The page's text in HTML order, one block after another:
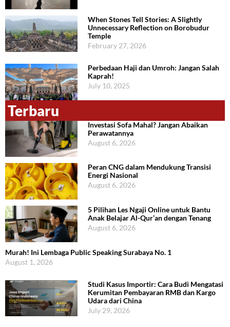
When Stones Tell Stories: A Slightly
Unnecessary Reflection on Borobudur
Temple
February 27, 2026
Perbedaan Haji dan Umroh: Jangan Salah
Kaprah!
July 10, 2025
Terbaru
Investasi Sofa Mahal? Jangan Abaikan
Perawatannya
August 6, 2026
Peran CNG dalam Mendukung Transisi
Energi Nasional
August 6, 2026
5 Pilihan Les Ngaji Online untuk Bantu
Anak Belajar Al-Qur’an dengan Tenang
August 6, 2026
Murah! Ini Lembaga Public Speaking Surabaya No. 1
August 1, 2026
Studi Kasus Importir: Cara Budi Mengatasi
Kerumitan Pembayaran RMB dan Kargo
Udara dari China
July 29, 2026